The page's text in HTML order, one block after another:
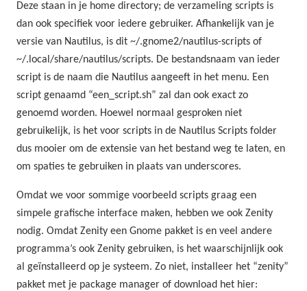
Deze staan in je home directory; de verzameling scripts is
dan ook specifiek voor iedere gebruiker. Afhankelijk van je
versie van Nautilus, is dit ~/.gnome2/nautilus-scripts of
~/.local/share/nautilus/scripts. De bestandsnaam van ieder
script is de naam die Nautilus aangeeft in het menu. Een
script genaamd “een_script.sh” zal dan ook exact zo
genoemd worden. Hoewel normaal gesproken niet
gebruikelijk, is het voor scripts in de Nautilus Scripts folder
dus mooier om de extensie van het bestand weg te laten, en
om spaties te gebruiken in plaats van underscores.
Omdat we voor sommige voorbeeld scripts graag een
simpele grafische interface maken, hebben we ook Zenity
nodig. Omdat Zenity een Gnome pakket is en veel andere
programma’s ook Zenity gebruiken, is het waarschijnlijk ook
al geïnstalleerd op je systeem. Zo niet, installeer het “zenity”
pakket met je package manager of download het hier: